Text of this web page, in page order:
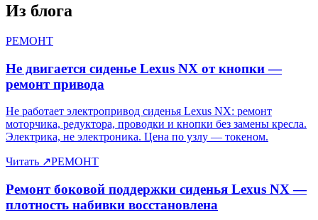
Из блога
РЕМОНТ
Не двигается сиденье Lexus NX от кнопки —
ремонт привода
Не работает электропривод сиденья Lexus NX: ремонт
моторчика, редуктора, проводки и кнопки без замены кресла.
Электрика, не электроника. Цена по узлу — токеном.
Читать ↗РЕМОНТ
Ремонт боковой поддержки сиденья Lexus NX —
плотность набивки восстановлена